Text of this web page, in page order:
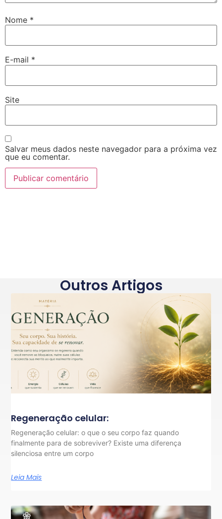
Nome *
E-mail *
Site
Salvar meus dados neste navegador para a próxima vez
que eu comentar.
Outros Artigos
Regeneração celular:
Regeneração celular: o que o seu corpo faz quando
finalmente para de sobreviver? Existe uma diferença
silenciosa entre um corpo
Leia Mais